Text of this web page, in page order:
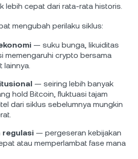
lebih cepat dari rata-rata historis.
mengubah perilaku siklus:
— suku bunga, likuiditas
memengaruhi crypto bersama
lainnya.
— seiring lebih banyak
hold Bitcoin, fluktuasi tajam
dari siklus sebelumnya mungkin
regulasi — pergeseran kebijakan
atau memperlambat fase mana